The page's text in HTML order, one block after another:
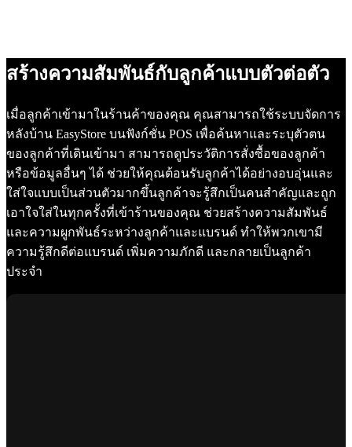
สร้างความสัมพันธ์กับลูกค้าแบบตัวต่อตัว
เมื่อลูกค้าเข้ามาในร้านค้าของคุณ คุณสามารถใช้ระบบจัดการ
หลังบ้าน EasyStore บนฟังก์ชั่น POS เพื่อค้นหาและระบุตัวตน
ของลูกค้าที่เดินเข้ามา สามารถดูประวัติการสั่งซื้อของลูกค้า
หรือข้อมูลอื่นๆ ได้ ช่วยให้คุณต้อนรับลูกค้าได้อย่างอบอุ่นและ
ใส่ใจแบบเป็นส่วนตัวมากขึ้นลูกค้าจะรู้สึกเป็นคนสำคัญและถูก
เอาใจใส่ในทุกครั้งที่เข้าร้านของคุณ ช่วยสร้างความสัมพันธ์
และความผูกพันธ์ระหว่างลูกค้าและแบรนด์ ทำให้พวกเขามี
ความรู้สึกดีต่อแบรนด์ เพิ่มความภักดี และกลายเป็นลูกค้า
ประจำ